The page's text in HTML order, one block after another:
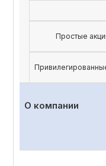
Простые
О компании